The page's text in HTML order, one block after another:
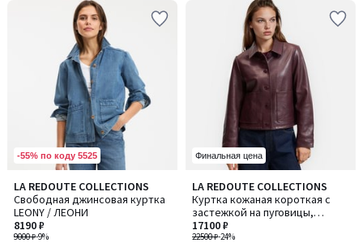
-55% по коду 5525
LA REDOUTE COLLECTIONS
Свободная джинсовая куртка
LEONY / ЛЕОНИ
9000 ₽-9%
8190 ₽
4,5
/ 5
Финальная цена
LA REDOUTE COLLECTIONS
Куртка кожаная короткая с
застежкой на пуговицы,
ABELLA / АБЭЛЛА
22500 ₽-24%
17100 ₽
4,5
/ 5
Количество
цветов:
2